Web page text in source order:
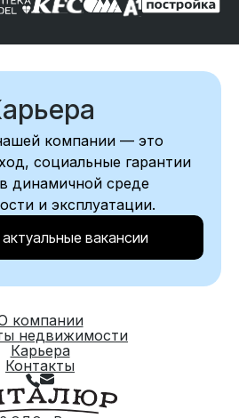
компании — это
социальные гарантии
динамичной среде
и эксплуатации.
вакансии
компании
недвижимости
Карьера
Контакты